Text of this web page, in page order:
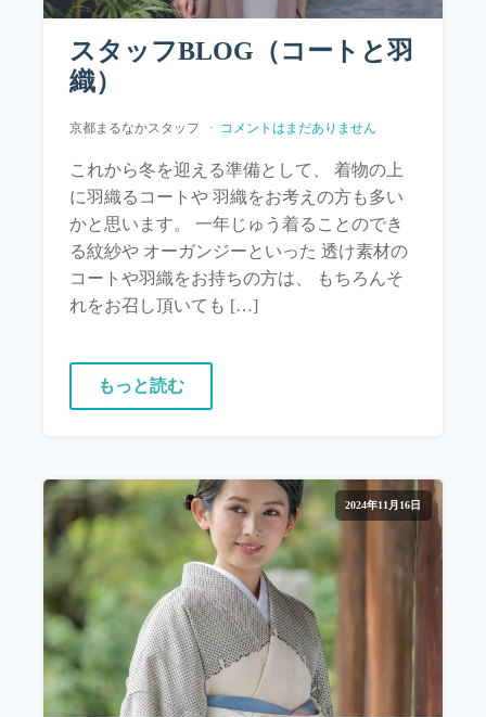
スタッフBLOG（コートと羽
織）
京都まるなかスタッフ コメントはまだありません
これから冬を迎える準備として、 着物の上
に羽織るコートや 羽織をお考えの方も多い
かと思います。 一年じゅう着ることのでき
る紋紗や オーガンジーといった 透け素材の
コートや羽織をお持ちの方は、 もちろんそ
れをお召し頂いても […]
もっと読む
2024年11月16日